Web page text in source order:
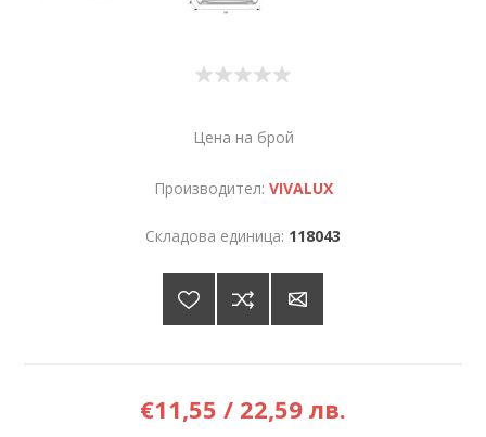
Цена на брой
Производител: VIVALUX
Складова единица: 118043
€11,55 / 22,59 лв.